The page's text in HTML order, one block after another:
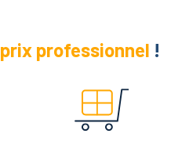
prix professionnel !